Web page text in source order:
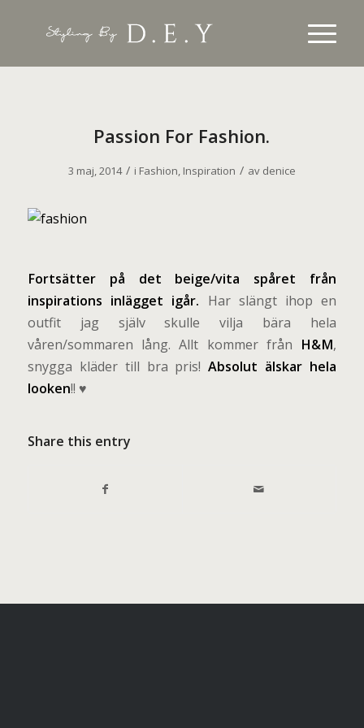
Passion For Fashion.
3 maj, 2014 / i Fashion, Inspiration / av denice
Fortsätter på det beige/vita spåret från
inspirations inlägget igår. Har slängt ihop en
outfit jag själv skulle vilja bära hela
våren/sommaren lång. Allt kommer från H&M,
snygga kläder till bra pris!Absolut älskar hela
looken!! ♥
Share this entry